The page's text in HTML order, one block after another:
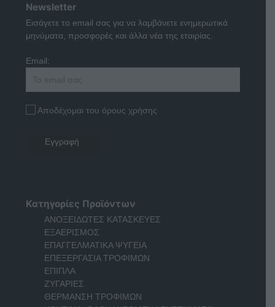
Newsletter
Εισάγετε το email σας για να λαμβάνετε ενημερωτικά
μηνύματα, προσφορές και άλλα νέα της εταιρίας.
Email:
Αποδέχομαι του όρους χρήσης
Κατηγορίες Προϊόντων
ΑΝΟΞΕΙΔΩΤΕΣ ΚΑΤΑΣΚΕΥΕΣ
ΕΞΑΕΡΙΣΜΟΣ
ΕΠΑΓΓΕΛΜΑΤΙΚΑ ΨΥΓΕΙΑ
ΕΠΕΞΕΡΓΑΣΙΑ ΤΡΟΦΙΜΩΝ
ΕΠΙΠΛΑ
ΖΥΓΑΡΙΕΣ
ΘΕΡΜΑΝΣΗ ΤΡΟΦΙΜΩΝ